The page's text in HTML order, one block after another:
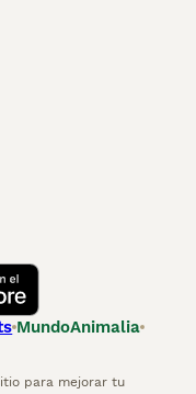
MundoAnimalia
para mejorar tu